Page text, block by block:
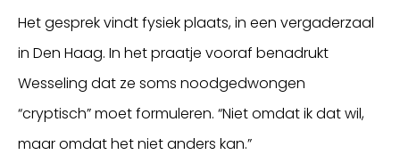
Het gesprek vindt fysiek plaats, in een vergaderzaal
in Den Haag. In het praatje vooraf benadrukt
Wesseling dat ze soms noodgedwongen
“cryptisch” moet formuleren. “Niet omdat ik dat wil,
maar omdat het niet anders kan.”